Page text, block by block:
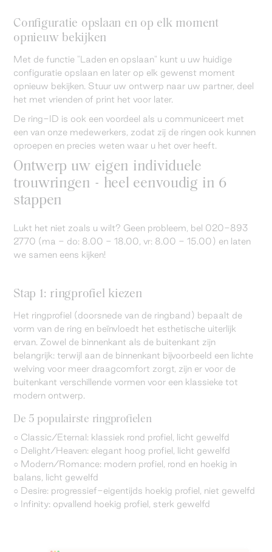
Configuratie opslaan en op elk moment
opnieuw bekijken
Met de functie "Laden en opslaan" kunt u uw huidige
configuratie opslaan en later op elk gewenst moment
opnieuw bekijken. Stuur uw ontwerp naar uw partner, deel
het met vrienden of print het voor later.
De ring-ID is ook een voordeel als u communiceert met
een van onze medewerkers, zodat zij de ringen ook kunnen
oproepen en precies weten waar u het over heeft.
Ontwerp uw eigen individuele
trouwringen - heel eenvoudig in 6
stappen
Lukt het niet zoals u wilt? Geen probleem, bel 020-893
2770 (ma - do: 8.00 - 18.00, vr: 8.00 - 15.00) en laten
we samen eens kijken!
Stap 1: ringprofiel kiezen
Het ringprofiel (doorsnede van de ringband) bepaalt de
vorm van de ring en beïnvloedt het esthetische uiterlijk
ervan. Zowel de binnenkant als de buitenkant zijn
belangrijk: terwijl aan de binnenkant bijvoorbeeld een lichte
welving voor meer draagcomfort zorgt, zijn er voor de
buitenkant verschillende vormen voor een klassieke tot
modern ontwerp.
De 5 populairste ringprofielen
○ Classic/Eternal: klassiek rond profiel, licht gewelfd
○ Delight/Heaven: elegant hoog profiel, licht gewelfd
○ Modern/Romance: modern profiel, rond en hoekig in
balans, licht gewelfd
○ Desire: progressief-eigentijds hoekig profiel, niet gewelfd
○ Infinity: opvallend hoekig profiel, sterk gewelfd